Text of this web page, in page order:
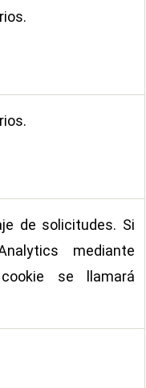
de solicitudes. Si
mediante
se llamará